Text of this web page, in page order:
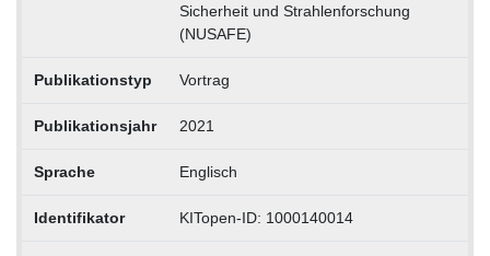
Sicherheit und Strahlenforschung
(NUSAFE)
Publikationstyp Vortrag
Publikationsjahr 2021
Sprache Englisch
Identifikator KITopen-ID: 1000140014